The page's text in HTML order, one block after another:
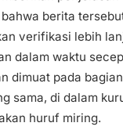
berita
verifikasi lebih
dalam waktu
dimuat pada
sama, di dalam
huruf miring.